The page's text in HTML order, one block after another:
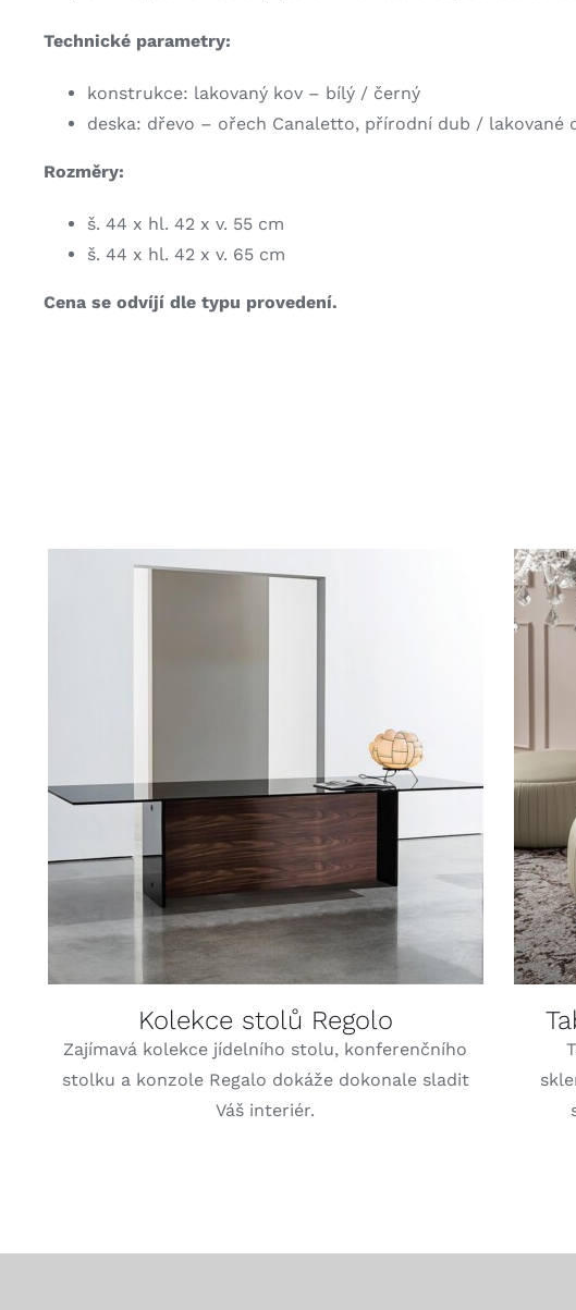
Technické parametry:
konstrukce: lakovaný kov – bílý / černý
deska: dřevo – ořech Canaletto, přírodní dub / lakované
Rozměry:
š. 44 x hl. 42 x v. 55 cm
š. 44 x hl. 42 x v. 65 cm
Cena se odvíjí dle typu provedení.
Kolekce stolů Regolo
Zajímavá kolekce jídelního stolu, konferenčního
stolku a konzole Regalo dokáže dokonale sladit
Váš interiér.